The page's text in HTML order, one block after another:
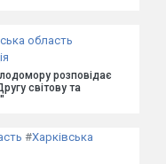
область
розповідає
світову та
#Харківська